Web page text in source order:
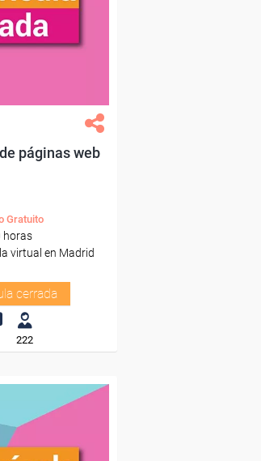
páginas web
Gratuito
horas
virtual en Madrid
cerrada
222